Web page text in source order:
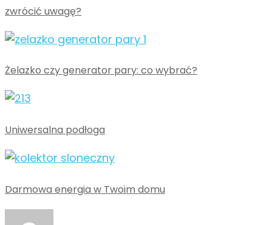
zwrócić uwagę?
Żelazko czy generator pary: co wybrać?
Uniwersalna podłoga
Darmowa energia w Twoim domu